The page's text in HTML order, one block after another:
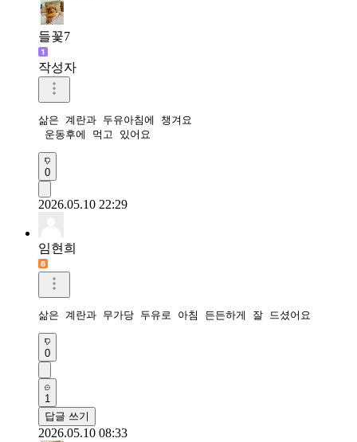
들꽃7
작성자
삶은 계란과 두유아침에 챙겨요
운동후에 먹고 있어요
0
2026.05.10 22:29
임현희
삶은 계란과 무가당 두유로 아침 든든하게 잘 드셨어요
0
1
답글 쓰기
2026.05.10 08:33